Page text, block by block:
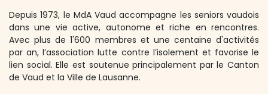
Depuis 1973, le MdA Vaud accompagne les seniors vaudois
dans une vie active, autonome et riche en rencontres.
Avec plus de 1'600 membres et une centaine d'activités
par an, l’association lutte contre l’isolement et favorise le
lien social. Elle est soutenue principalement par le Canton
de Vaud et la Ville de Lausanne.